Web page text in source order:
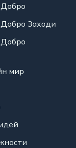
Заходи
мир